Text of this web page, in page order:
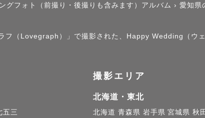
過ぎてしまった過去に戻ることはできま
“そんな思い出話しで笑い合える”
そんな写真を残していきたいと思い、
グフォト（前撮り・後撮りも含みます）アルバム › 愛知県
フ（Lovegraph）」で撮影された、Happy Wedding（ウ
五三
撮影エリア
北海道・東北
北海道 青森県 岩手県 宮城県 秋